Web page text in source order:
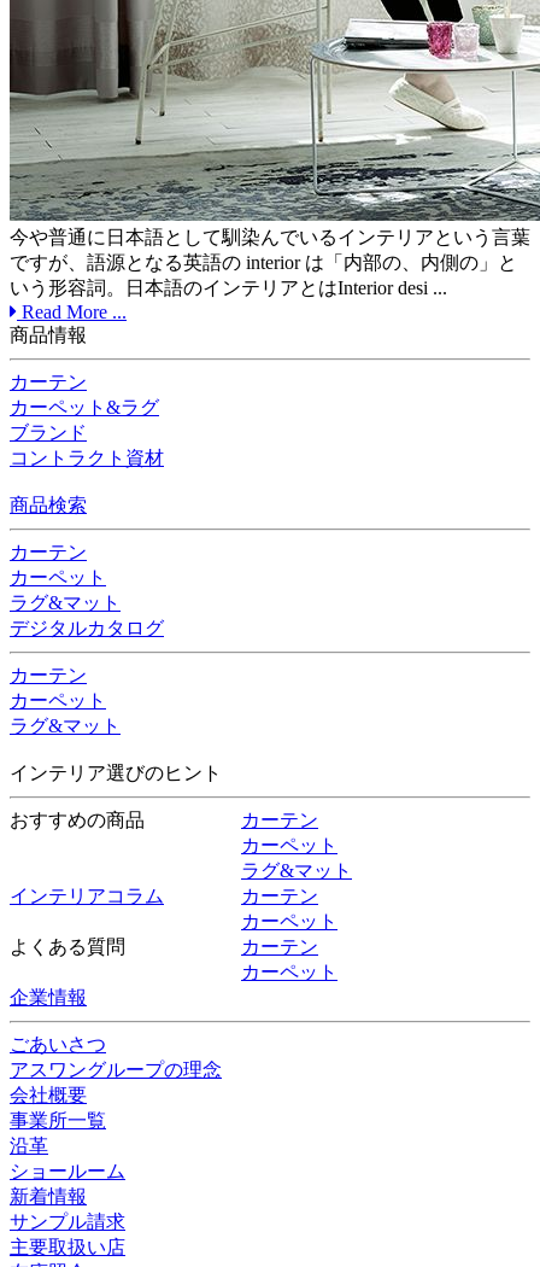
今や普通に日本語として馴染んでいるインテリアという言葉
ですが、語源となる英語の interior は「内部の、内側の」と
いう形容詞。日本語のインテリアとはInterior desi ...
Read More ...
商品情報
カーテン
カーペット&ラグ
ブランド
コントラクト資材
商品検索
カーテン
カーペット
ラグ&マット
デジタルカタログ
カーテン
カーペット
ラグ&マット
インテリア選びのヒント
おすすめの商品
カーテン
カーペット
ラグ&マット
インテリアコラム
カーテン
カーペット
よくある質問
カーテン
カーペット
企業情報
ごあいさつ
アスワングループの理念
会社概要
事業所一覧
沿革
ショールーム
新着情報
サンプル請求
主要取扱い店